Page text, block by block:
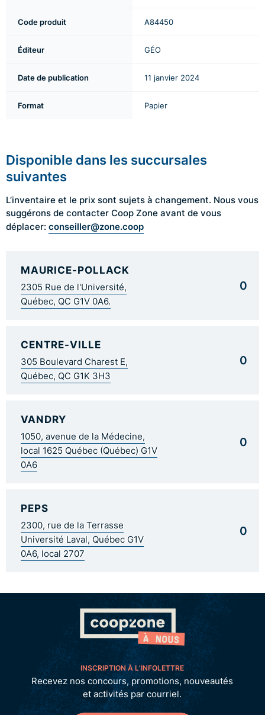
Code produit A84450
Éditeur GÉO
Date de publication 11 janvier 2024
Format Papier
Disponible dans les succursales
suivantes
L’inventaire et le prix sont sujets à changement. Nous vous
suggérons de contacter Coop Zone avant de vous
déplacer: conseiller@zone.coop
MAURICE-POLLACK
2305 Rue de l'Université,
Québec, QC G1V 0A6.
0
CENTRE-VILLE
305 Boulevard Charest E,
Québec, QC G1K 3H3
0
VANDRY
1050, avenue de la Médecine,
local 1625 Québec (Québec) G1V
0A6
0
PEPS
2300, rue de la Terrasse
Université Laval, Québec G1V
0A6, local 2707
0
INSCRIPTION À L’INFOLETTRE
Recevez nos concours, promotions, nouveautés
et activités par courriel.